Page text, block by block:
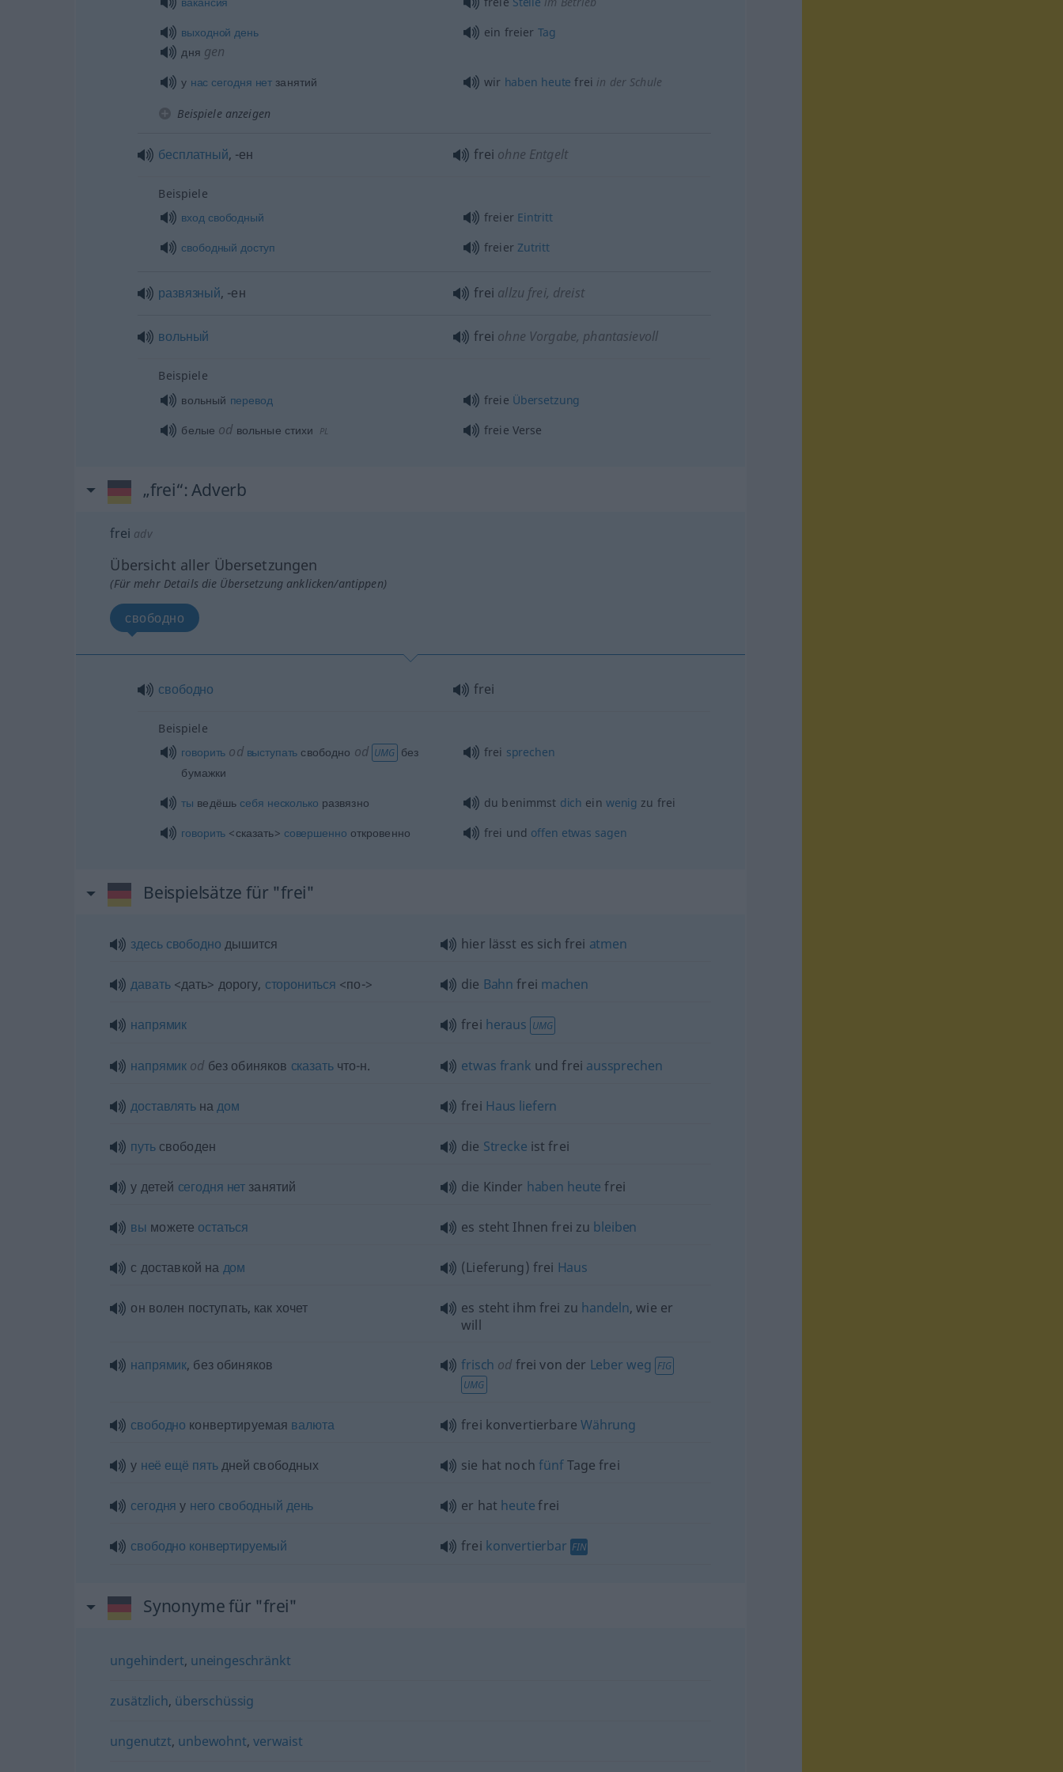
выходной день
дня gen
ein freier Tag
у нас сегодня нет занятий wir haben heute frei in der Schule
Beispiele anzeigen
бесплатный, -ен frei ohne Entgelt
Beispiele
вход свободный freier Eintritt
свободный доступ freier Zutritt
развязный, -ен frei allzu frei, dreist
вольный frei ohne Vorgabe, phantasievoll
Beispiele
вольный перевод freie Übersetzung
белые od вольные стихи PL freie Verse
„frei“: Adverb
frei adv
Übersicht aller Übersetzungen
(Für mehr Details die Übersetzung anklicken/antippen)
свободно
свободно frei
Beispiele
говорить odвыступать свободно od UMG без
бумажки
frei sprechen
ты ведёшь себя несколько развязно du benimmst dich ein wenig zu frei
говорить <сказать> совершенно откровенно frei und offen etwas sagen
Beispielsätze für "frei"
здесь свободно дышится hier lässt es sich frei atmen
давать<дать> дорогу, сторониться <по-> die Bahn frei machen
напрямик frei heraus UMG
напрямик od без обиняков сказатьчто-н. etwas frank und frei aussprechen
доставлятьнадом frei Haus liefern
путьсвободен die Strecke ist frei
у детей сегодня нет занятий die Kinder haben heute frei
вы можете остаться es steht Ihnen frei zu bleiben
с доставкой на дом (Lieferung) frei Haus
он волен поступать, как хочет es steht ihm frei zu handeln, wie er
will
напрямик, без обиняков frisch od frei von der Leber weg FIG
UMG
свободно конвертируемая валюта frei konvertierbare Währung
у неё ещё пятьдней свободных sie hat noch fünfTage frei
сегодня у него свободный день er hat heutefrei
свободно конвертируемый frei konvertierbar FIN
Synonyme für "frei"
ungehindert, uneingeschränkt
zusätzlich, überschüssig
ungenutzt, unbewohnt,verwaist